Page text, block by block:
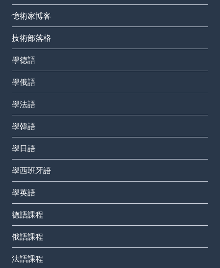
憶術家博客
技術部落格
學德語
學俄語
學法語
學韓語
學日語
學西班牙語
學英語
德語課程
俄語課程
法語課程